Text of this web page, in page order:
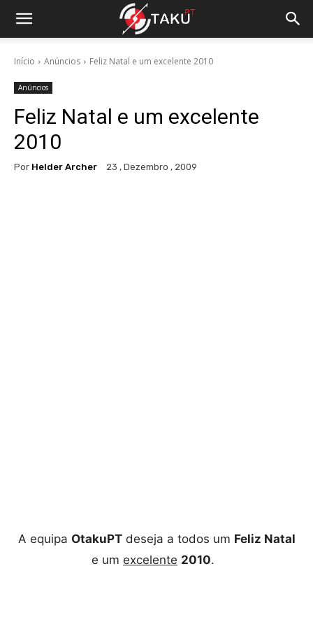
Início Anúncios Feliz Natal e um excelente 2010
Anúncios
Feliz Natal e um excelente
2010
Por Helder Archer 23 , Dezembro , 2009
A equipa OtakuPTdeseja a todos um Feliz Natal
e um excelente 2010.